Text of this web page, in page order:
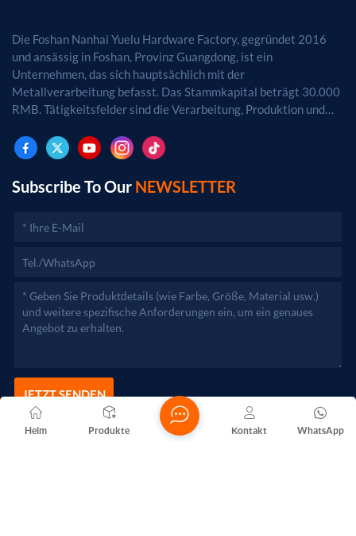
Die Foshan Nanhai Yuelu Hardware Factory, gegründet 2016
und ansässig in Foshan, Provinz Guangdong, ist ein
Unternehmen, das sich hauptsächlich mit der
Metallverarbeitung befasst. Das Stammkapital beträgt 30.000
RMB. Tätigkeitsfelder sind die Verarbeitung, Produktion und
genehmigungspflichtigen Projekten dürfen die
Geschäftstätigkeiten erst nach Genehmigung durch die
zuständigen Behörden aufgenommen werden.)
Subscribe To Our NEWSLETTER
JETZT SENDEN
Heim Produkte WhatsApp
Kontakt